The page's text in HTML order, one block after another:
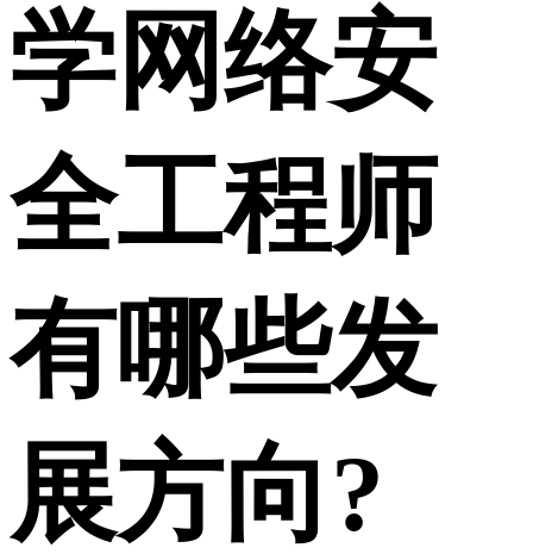
学网络安
全工程师
有哪些发
展方向?